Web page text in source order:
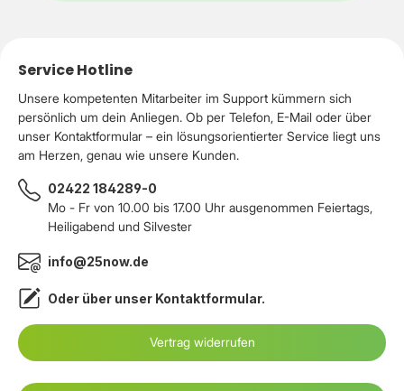
Service Hotline
Unsere kompetenten Mitarbeiter im Support kümmern sich
persönlich um dein Anliegen. Ob per Telefon, E-Mail oder über
unser Kontaktformular – ein lösungsorientierter Service liegt uns
am Herzen, genau wie unsere Kunden.
02422 184289-0
Mo - Fr von 10.00 bis 17.00 Uhr ausgenommen Feiertags,
Heiligabend und Silvester
info@25now.de
Oder über unser Kontaktformular.
Vertrag widerrufen